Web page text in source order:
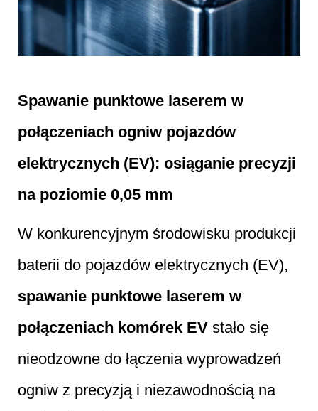
Spawanie punktowe laserem w
połączeniach ogniw pojazdów
elektrycznych (EV): osiąganie precyzji
na poziomie 0,05 mm
W konkurencyjnym środowisku produkcji
baterii do pojazdów elektrycznych (EV),
spawanie punktowe laserem w
połączeniach komórek EV stało się
nieodzowne do łączenia wyprowadzeń
ogniw z precyzją i niezawodnością na